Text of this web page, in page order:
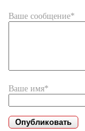
Ваше сообщение*
Ваше имя*